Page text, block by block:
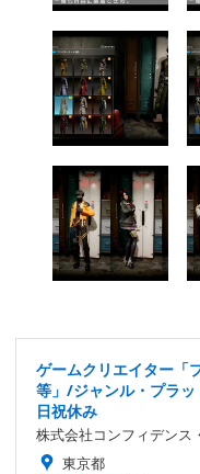
ゲームクリエイター「
等」/ジャンル・プラ
日祝休み
株式会社コンフィデンス
東京都